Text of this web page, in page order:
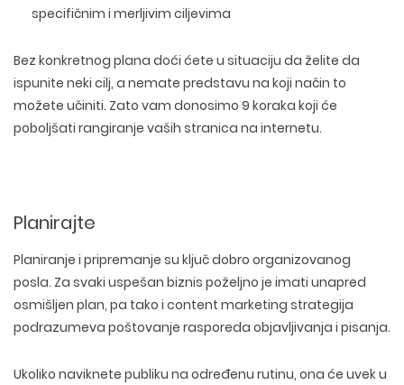
specifičnim i merljivim ciljevima
Bez konkretnog plana doći ćete u situaciju da želite da
ispunite neki cilj, a nemate predstavu na koji način to
možete učiniti. Zato vam donosimo 9 koraka koji će
poboljšati rangiranje vaših stranica na internetu.
Planirajte
Planiranje i pripremanje su ključ dobro organizovanog
posla. Za svaki uspešan biznis poželjno je imati unapred
osmišljen plan, pa tako i content marketing strategija
podrazumeva poštovanje rasporeda objavljivanja i pisanja.
Ukoliko naviknete publiku na određenu rutinu, ona će uvek u